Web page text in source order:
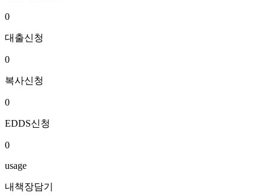
0
대출신청
0
복사신청
0
EDDS신청
0
usage
내책장담기